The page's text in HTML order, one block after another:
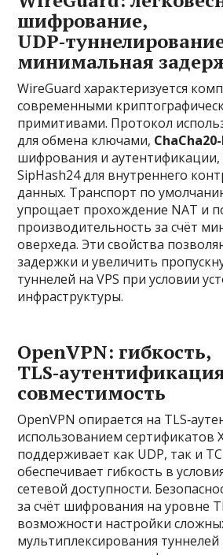
шифрование,
минимальная
WireGuard характеризуется
современными
примитивами. Протокол
для обмена ключами,
шифрования и аутентификации,
SipHash24 для внутреннего
данных. Транспорт по
упрощает прохождение NAT и
производительность за счёт
оверхеда. Эти свойства
задержки и увеличить
туннелей на VPS при условии
инфраструктуры.
OpenVPN: гибкость,
совместимость
OpenVPN опирается на
использованием сертификатов
поддерживает как UDP, так и
обеспечивает гибкость в
сетевой доступности.
за счёт шифрования на уровне
возможности настройки
мультиплексирования